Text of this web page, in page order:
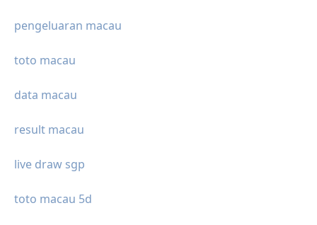
pengeluaran macau
toto macau
data macau
result macau
live draw sgp
toto macau 5d